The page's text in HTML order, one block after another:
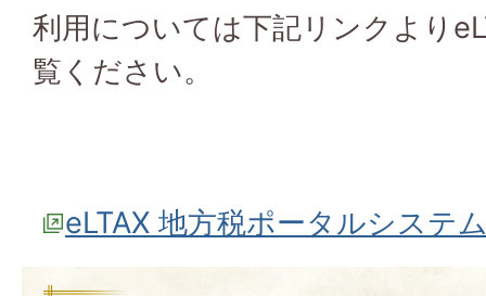
利用については下記リンクより
覧ください。
eLTAX 地方税ポータルシステ